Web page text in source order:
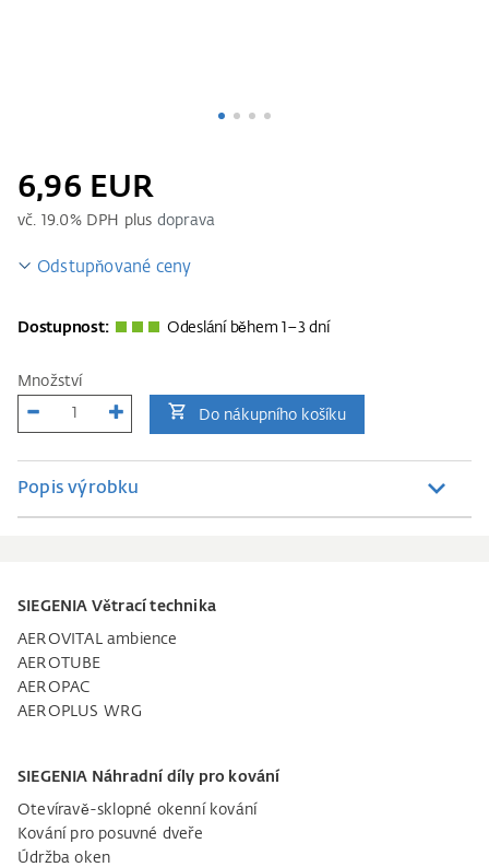
6,96 EUR
vč. 19.0% DPH plus doprava
Odstupňované ceny
Dostupnost: Odeslání během 1–3 dní
Množství
Do nákupního košíku
Popis výrobku
SIEGENIA Větrací technika
AEROVITAL ambience
AEROTUBE
AEROPAC
AEROPLUS WRG
SIEGENIA Náhradní díly pro kování
Otevíravě-sklopné okenní kování
Kování pro posuvné dveře
Údržba oken